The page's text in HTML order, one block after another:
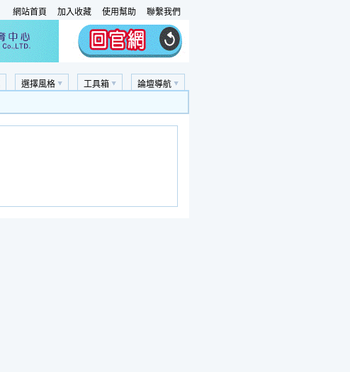
網站首頁 加入收藏 使用幫助 聯繫我們
論壇導航
工具箱
選擇風格